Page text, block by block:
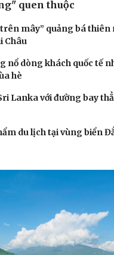
quen thuộc
trên mây” quảng bá thiên
Châu
nổ dòng khách quốc tế
hè
Lanka với đường bay
du lịch tại vùng biển